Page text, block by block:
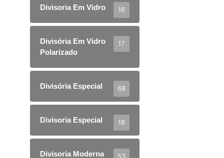
Divisoria Em Vidro 16
Divisória Em Vidro
Polarizado
17
Divisória Especial 68
Divisoria Especial 18
Divisoria Moderna 53